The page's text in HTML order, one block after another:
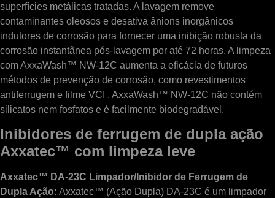
superfícies metálicas tratadas. A lavagem remove
contaminantes oleosos e desativa ânions inorgânicos
indutores de corrosão para fornecer uma inibição robusta da
corrosão instantânea pós-lavagem por até 72 horas. A limpeza
com AxxaWash™ NW-12C aumenta a eficácia de futuros
métodos de prevenção de corrosão, como revestimentos
antiferrugem e filme VCI . AxxaWash™ NW-12C não contém
silicatos nem fosfatos e é facilmente biodegradável.
Inibidores de ferrugem de dupla ação
Axxatec™ com limpeza leve
Axxatec™ DA-23C Limpador/Inibidor de Ferrugem de
Dupla Ação: Axxatec™ (Ação Dupla) DA-23C é um limpador